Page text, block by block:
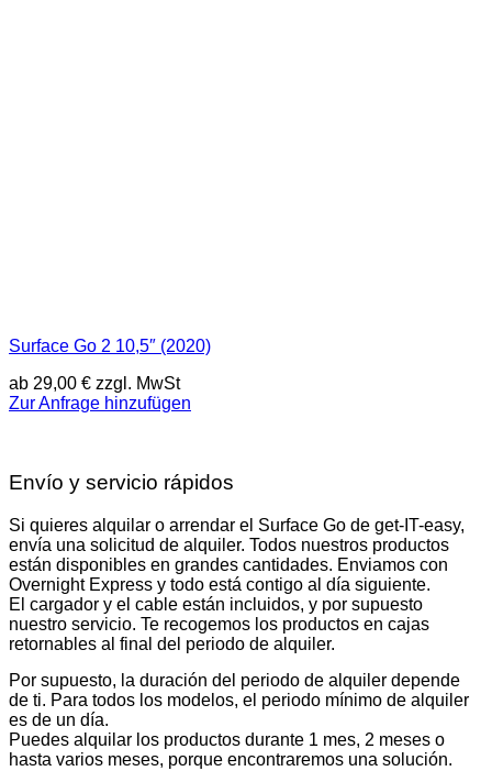
Surface Go 2 10,5″ (2020)
ab 29,00 € zzgl. MwSt
Zur Anfrage hinzufügen
Envío y servicio rápidos
Si quieres alquilar o arrendar el Surface Go de get-IT-easy,
envía una solicitud de alquiler. Todos nuestros productos
están disponibles en grandes cantidades. Enviamos con
Overnight Express y todo está contigo al día siguiente.
El cargador y el cable están incluidos, y por supuesto
nuestro servicio. Te recogemos los productos en cajas
retornables al final del periodo de alquiler.
Por supuesto, la duración del periodo de alquiler depende
de ti. Para todos los modelos, el periodo mínimo de alquiler
es de un día.
Puedes alquilar los productos durante 1 mes, 2 meses o
hasta varios meses, porque encontraremos una solución.